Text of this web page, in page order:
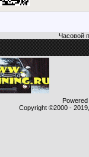
Часовой
Copyright ©2000 -